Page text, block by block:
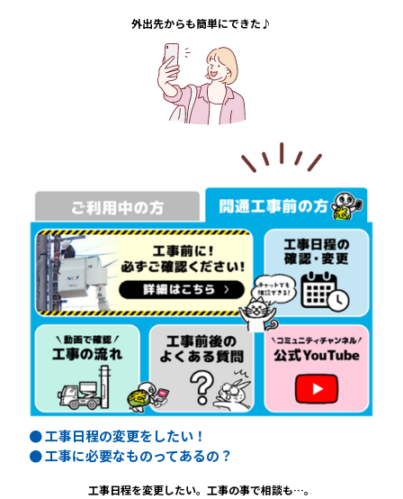
外出先からも簡単にできた♪
● 工事日程の変更をしたい！
● 工事に必要なものってあるの？
工事日程を変更したい。工事の事で相談も…。